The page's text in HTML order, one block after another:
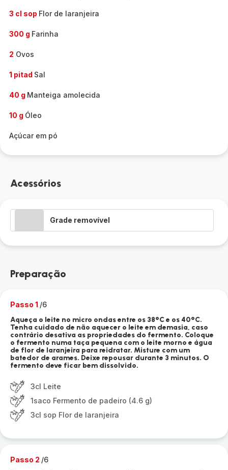
3 cl sop Flor de laranjeira
300 g Farinha
2 Ovos
1 pitad Sal
40 g Manteiga amolecida
10 g Óleo
Açúcar em pó
Acessórios
Grade removível
Preparação
Passo 1 /6
Aqueça o leite no micro ondas entre os 38°C e os 40°C.
Tenha cuidado de não aquecer o leite em demasia, caso
contrário desativa as propriedades do fermento. Coloque
o fermento numa taça pequena com o leite morno e água
de flor de laranjeira para reidratar. Misture com um
batedor de arames. Deixe repousar durante 3 minutos. O
fermento deve ficar bem dissolvido.
3cl Leite
1saco Fermento de padeiro (4.6 g)
3cl sop Flor de laranjeira
Passo 2 /6